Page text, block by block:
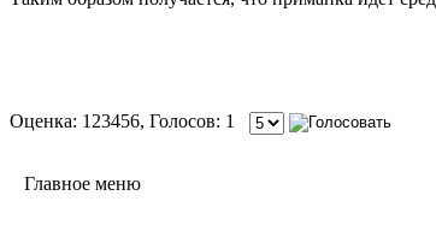
Оценка: 123456, Голосов: 1
Главное меню